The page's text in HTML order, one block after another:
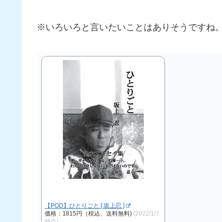
※いろいろと言いたいことはありそうですね
【POD】ひとりごと [ 坂上忍 ]
価格：1815円（税込、送料無料) (2022/1/7